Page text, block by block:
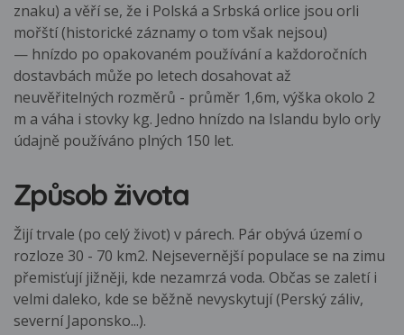
znaku) a věří se, že i Polská a Srbská orlice jsou orli
mořští (historické záznamy o tom však nejsou)
— hnízdo po opakovaném používání a každoročních
dostavbách může po letech dosahovat až
neuvěřitelných rozměrů - průměr 1,6m, výška okolo 2
m a váha i stovky kg. Jedno hnízdo na Islandu bylo orly
údajně používáno plných 150 let.
Způsob života
Žijí trvale (po celý život) v párech. Pár obývá území o
rozloze 30 - 70 km2. Nejsevernější populace se na zimu
přemisťují jižněji, kde nezamrzá voda. Občas se zaletí i
velmi daleko, kde se běžně nevyskytují (Perský záliv,
severní Japonsko...).